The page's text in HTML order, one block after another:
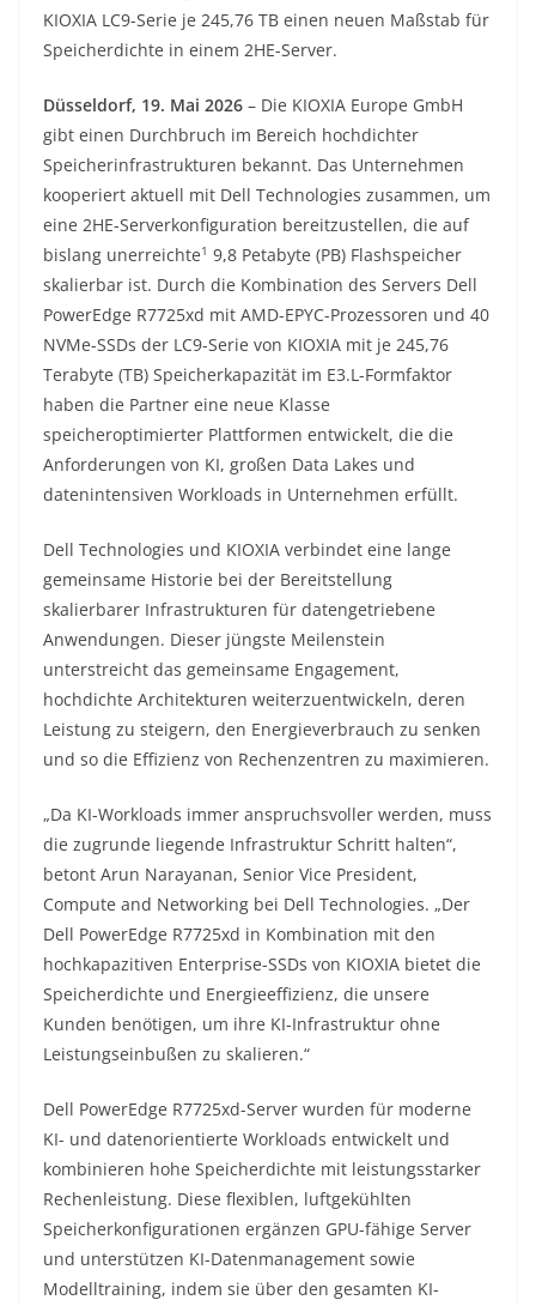
KIOXIA LC9-Serie je 245,76 TB einen neuen Maßstab für
Speicherdichte in einem 2HE-Server.
Düsseldorf, 19. Mai 2026 – Die KIOXIA Europe GmbH
gibt einen Durchbruch im Bereich hochdichter
Speicherinfrastrukturen bekannt. Das Unternehmen
kooperiert aktuell mit Dell Technologies zusammen, um
eine 2HE-Serverkonfiguration bereitzustellen, die auf
bislang unerreichte1 9,8 Petabyte (PB) Flashspeicher
skalierbar ist. Durch die Kombination des Servers Dell
PowerEdge R7725xd mit AMD-EPYC-Prozessoren und 40
NVMe-SSDs der LC9-Serie von KIOXIA mit je 245,76
Terabyte (TB) Speicherkapazität im E3.L-Formfaktor
haben die Partner eine neue Klasse
speicheroptimierter Plattformen entwickelt, die die
Anforderungen von KI, großen Data Lakes und
datenintensiven Workloads in Unternehmen erfüllt.
Dell Technologies und KIOXIA verbindet eine lange
gemeinsame Historie bei der Bereitstellung
skalierbarer Infrastrukturen für datengetriebene
Anwendungen. Dieser jüngste Meilenstein
unterstreicht das gemeinsame Engagement,
hochdichte Architekturen weiterzuentwickeln, deren
Leistung zu steigern, den Energieverbrauch zu senken
und so die Effizienz von Rechenzentren zu maximieren.
„Da KI-Workloads immer anspruchsvoller werden, muss
die zugrunde liegende Infrastruktur Schritt halten“,
betont Arun Narayanan, Senior Vice President,
Compute and Networking bei Dell Technologies. „Der
Dell PowerEdge R7725xd in Kombination mit den
hochkapazitiven Enterprise-SSDs von KIOXIA bietet die
Speicherdichte und Energieeffizienz, die unsere
Kunden benötigen, um ihre KI-Infrastruktur ohne
Leistungseinbußen zu skalieren.“
Dell PowerEdge R7725xd-Server wurden für moderne
KI- und datenorientierte Workloads entwickelt und
kombinieren hohe Speicherdichte mit leistungsstarker
Rechenleistung. Diese flexiblen, luftgekühlten
Speicherkonfigurationen ergänzen GPU-fähige Server
und unterstützen KI-Datenmanagement sowie
Modelltraining, indem sie über den gesamten KI-